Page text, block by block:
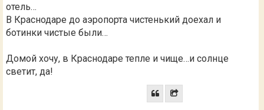
отель…
В Краснодаре до аэропорта чистенький доехал и
ботинки чистые были…
Домой хочу, в Краснодаре тепле и чище…и солнце
светит, да!